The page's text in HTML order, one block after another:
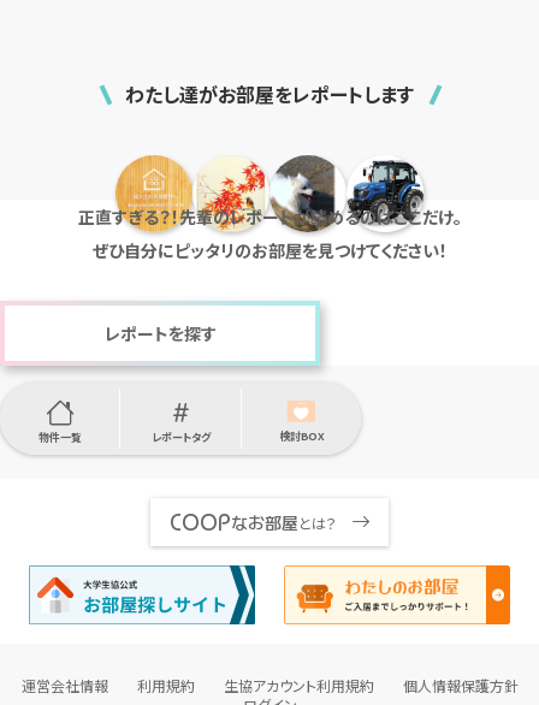
わたし達がお部屋をレポートします
正直すぎる？！先輩のレポートが読めるのはここだけ。
ぜひ自分にピッタリのお部屋を見つけてください！
レポートを探す
物件一覧 レポートタグ 検討BOX
COOPなお部屋とは？
運営会社情報 利用規約 生協アカウント利用規約
個人情報保護方針